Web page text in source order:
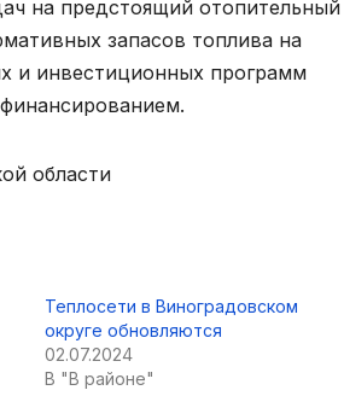
на предстоящий отопительный
запасов топлива на
и инвестиционных программ
области
Теплосети в Виноградовском
округе обновляются
02.07.2024
В "В районе"